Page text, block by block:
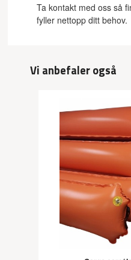
Ta kontakt med oss så
fyller nettopp ditt behov.
Vi anbefaler også